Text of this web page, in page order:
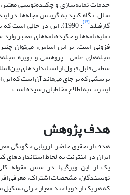
خدمات نمایه‌سازی و چکیده‌نویسی
مثال، نگاه کنید به گزینش مجله‌ها در
گارفیلد[15] ؛ 1990). این در حالی است
نمایه‌نامه‌ها و چکیده‌نامه‌های معتبر
فزونی است. بر این اساس، می‌توان
مجله‌های علمی ـ پژوهشی و بویژه
سطحی قابل قبول از استانداردهای
پرسشی که بر جای می‌ماند آن است که این
اینترنت به اطلاع مخاطبان رسیده است.
هدف پژوهش
هدف از تحقیق حاضر، ارزیابی چگونگی
ایران در اینترنت به لحاظ
یک از این ویژگیها در شش مقولة
نویسندگان، مشخصات اشتراک، معرفی
که هر یک از دو یا چند معیار جزئی‌